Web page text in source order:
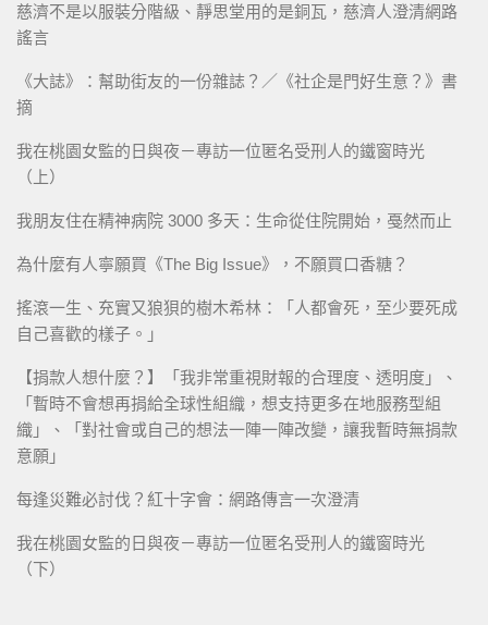
慈濟不是以服裝分階級、靜思堂用的是銅瓦，慈濟人澄清網路
謠言
《大誌》：幫助街友的一份雜誌？／《社企是門好生意？》書
摘
我在桃園女監的日與夜－專訪一位匿名受刑人的鐵窗時光
（上）
我朋友住在精神病院 3000 多天：生命從住院開始，戞然而止
為什麼有人寧願買《The Big Issue》，不願買口香糖？
搖滾一生、充實又狼狽的樹木希林：「人都會死，至少要死成
自己喜歡的樣子。」
【捐款人想什麼？】「我非常重視財報的合理度、透明度」、
「暫時不會想再捐給全球性組織，想支持更多在地服務型組
織」、「對社會或自己的想法一陣一陣改變，讓我暫時無捐款
意願」
每逢災難必討伐？紅十字會：網路傳言一次澄清
我在桃園女監的日與夜－專訪一位匿名受刑人的鐵窗時光
（下）